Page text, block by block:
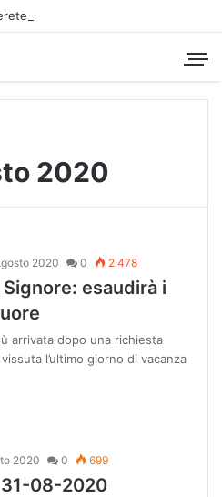
2020
2020 0 2.478
esaudirà i
arrivata dopo una richiesta
l’ultimo giorno di vacanza
2020 0 699
08-2020